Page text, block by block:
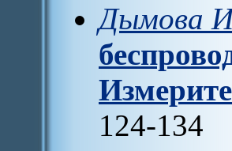
Дымова
124-134